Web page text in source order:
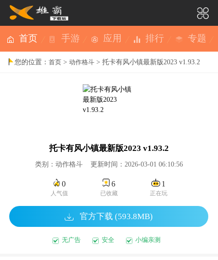
首页 手游 应用 排行 专题
您的位置：首页 >动作格斗 > 托卡有风小镇最新版2023 v1.93.2
托卡有风小镇最新版2023 v1.93.2
类别：动作格斗 更新时间：2026-03-01 06:10:56
0
人气值
6
已收藏
1
正在玩
官方下载 (593.8MB)
无广告 安全 小编亲测